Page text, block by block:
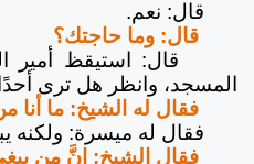
قال: نعم.
قال: وما حاجتك؟
قال: استيقظ أمير
المسجد، وانظر هل ترى
فقال له الشيخ: ما أنا
فقال له ميسرة: ولكنه
فقال الشيخ: إنَّ من